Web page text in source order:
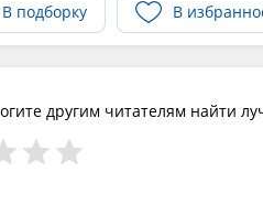
В подборку В
другим читателям найти